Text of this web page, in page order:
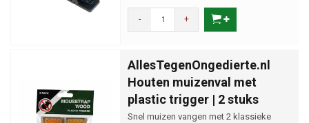
- +
AllesTegenOngedierte.nl
Houten muizenval met
plastic trigger | 2 stuks
Snel muizen vangen met 2 klassieke